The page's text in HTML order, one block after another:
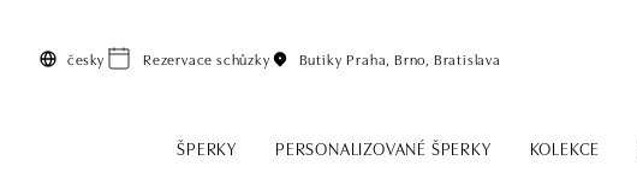
česky Rezervace schůzky Butiky Praha, Brno, Bratislava
ŠPERKY PERSONALIZOVANÉ ŠPERKY KOLEKCE